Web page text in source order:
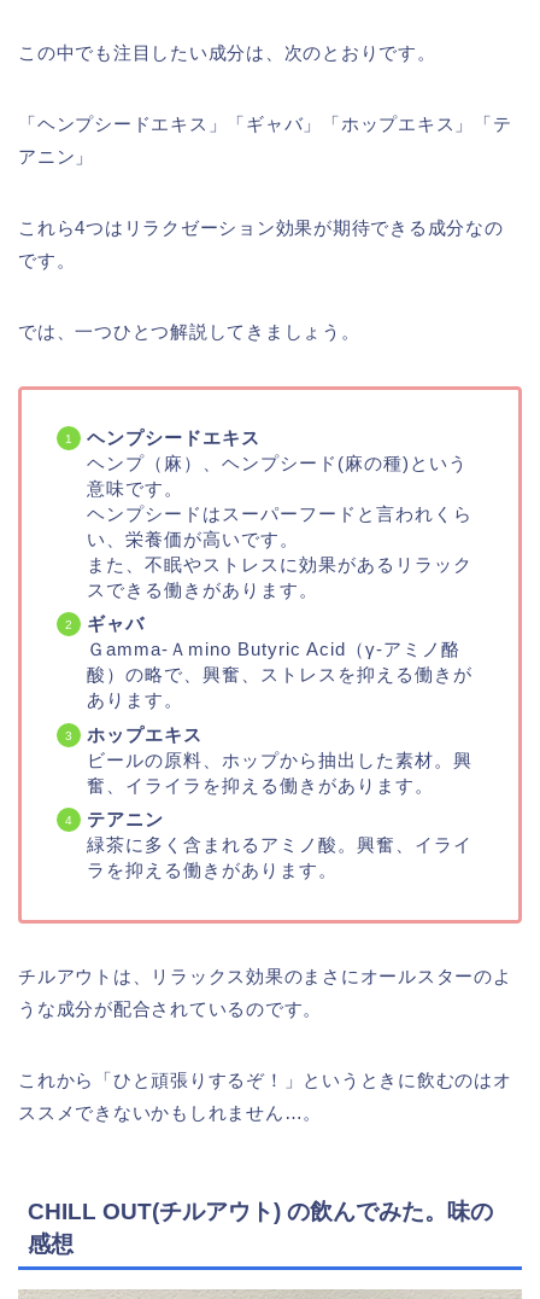
この中でも注目したい成分は、次のとおりです。
「ヘンプシードエキス」「ギャバ」「ホップエキス」「テ
アニン」
これら4つはリラクゼーション効果が期待できる成分なの
です。
では、一つひとつ解説してきましょう。
ヘンプシードエキス
ヘンプ（麻）、ヘンプシード(麻の種)という
意味です。
ヘンプシードはスーパーフードと言われくら
い、栄養価が高いです。
また、不眠やストレスに効果があるリラック
スできる働きがあります。
ギャバ
Ｇamma-Ａmino Butyric Acid（γ-アミノ酪
酸）の略で、興奮、ストレスを抑える働きが
あります。
ホップエキス
ビールの原料、ホップから抽出した素材。興
奮、イライラを抑える働きがあります。
テアニン
緑茶に多く含まれるアミノ酸。興奮、イライ
ラを抑える働きがあります。
チルアウトは、リラックス効果のまさにオールスターのよ
うな成分が配合されているのです。
これから「ひと頑張りするぞ！」というときに飲むのはオ
ススメできないかもしれません…。
CHILL OUT(チルアウト) の飲んでみた。味の
感想